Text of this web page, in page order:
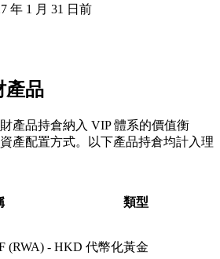
年 1 月 31 日前
產品
產品持倉納入 VIP 體系的價值衡
產配置方式。以下產品持倉均計入理
類型
(RWA) - HKD 代幣化黃金